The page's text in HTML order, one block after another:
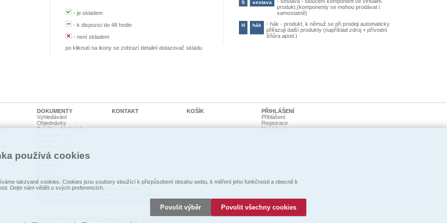
-je skladem
- k dispozici do 48 hodin
-není skladem
po kliknutí na ikony se zobrazí detailní dotazovač skladu
S sestava
produkt,(komponenty se mohou prodávat i
samostatně)
H hák - hák - produkt, k němuž se při prodeji automaticky
přiřazují další produkty (například zdroj + přívodní
šňůra apod.)
psi
DOKUMENTY
Vyhledávání
Objednávky
Položky objednávky
Pohledávky
Dodací listy
Prohlášení o shodě
Zpětný odběr vysloužilých elektrozaŕízení
Zpětný odběr vysloužilých baterií / akumulátorů
KONTAKT KOŠÍK
PŘIHLÁŠENÍ
Přihlášení
Registrace
Nové heslo
používá cookies
takzvané cookies. Cookies jsou soubory sloužící k přizpůsobení obsahu webu, k měření jeho funkčnosti a obecně k
Dejte nám vědět o svých preferencích.
Povolit výběr Povolit všechny cookies